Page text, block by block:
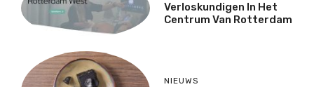
Verloskundigen In Het
Centrum Van Rotterdam
NIEUWS